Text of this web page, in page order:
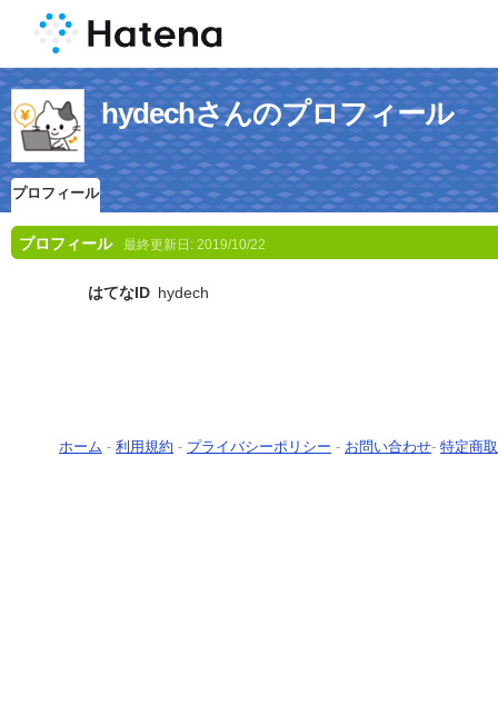
hydechさんのプロフィール
プロフィール
プロフィール 最終更新日: 2019/10/22
はてなID hydech
ホーム - 利用規約 - プライバシーポリシー - お問い合わせ- 特定商